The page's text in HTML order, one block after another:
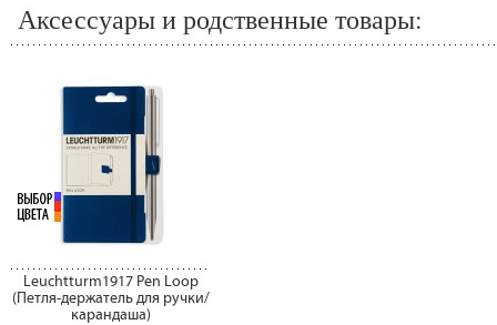
Аксессуары и родственные товары:
Leuchtturm1917 Pen Loop
(Петля-держатель для ручки/
карандаша)